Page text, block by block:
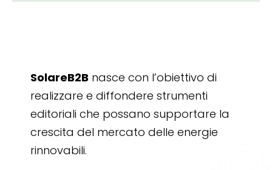
SolareB2B nasce con l’obiettivo di
realizzare e diffondere strumenti
editoriali che possano supportare la
crescita del mercato delle energie
rinnovabili.